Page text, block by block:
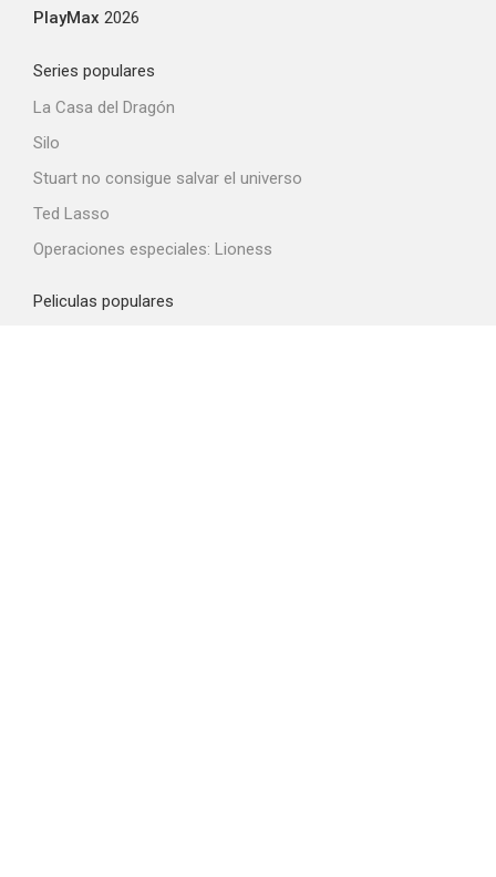
PlayMax 2026
Series populares
La Casa del Dragón
Silo
Stuart no consigue salvar el universo
Ted Lasso
Operaciones especiales: Lioness
Peliculas populares